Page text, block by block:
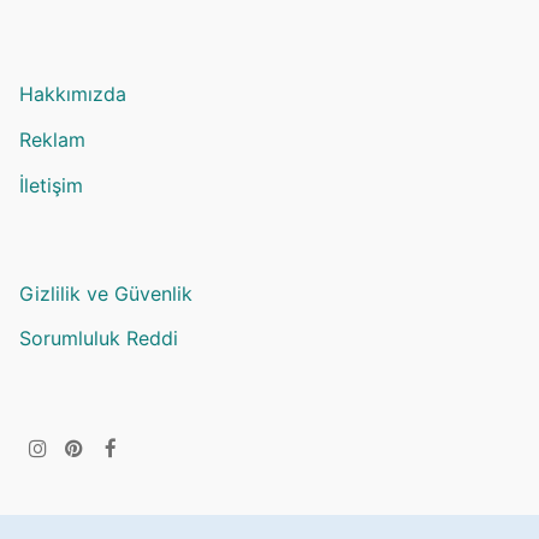
Hakkımızda
Reklam
İletişim
Gizlilik ve Güvenlik
Sorumluluk Reddi